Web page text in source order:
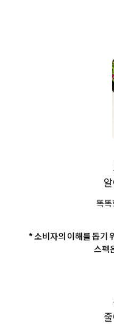
똑똑
* 소비자의 이해를 돕기
스펙